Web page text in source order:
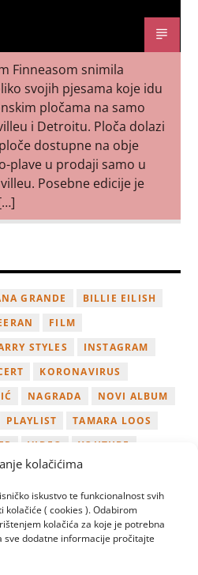
kolačićima
iskustvo te funkcionalnost svih
( cookies ). Odabirom
kolačića za koje je potrebna
sve dodatne informacije pročitajte
Finneasom snimila
svojih pjesama koje idu
pločama na samo
i Detroitu. Ploča dolazi
dostupne na obje
plave u prodaji samo u
Posebne edicije je
GRANDE
BILLIE EILISH
FILM
STYLES
INSTAGRAM
KORONAVIRUS
NAGRADA
NOVI ALBUM
PLAYLIST
TAMARA LOOS
VIDEO
YOUTUBE